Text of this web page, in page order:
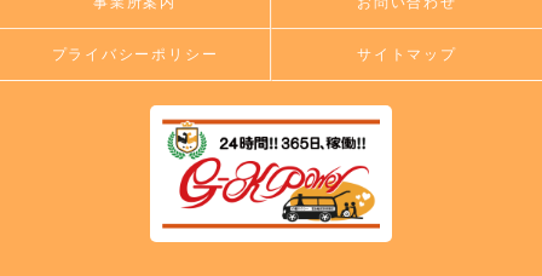
プライバシーポリシー サイトマップ